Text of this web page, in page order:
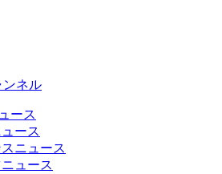
ネル
ース
ース
ニュース
ュース